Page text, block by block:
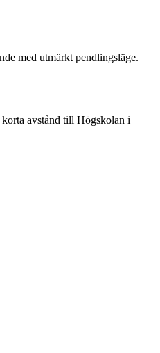
med utmärkt pendlingsläge.
korta avstånd till Högskolan i